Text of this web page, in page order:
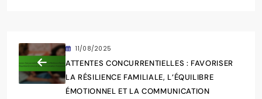
11/08/2025
ATTENTES CONCURRENTIELLES : FAVORISER
LA RÉSILIENCE FAMILIALE, L’ÉQUILIBRE
ÉMOTIONNEL ET LA COMMUNICATION